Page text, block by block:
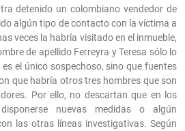
detenido un colombiano vendedor de
algún tipo de contacto con la víctima a
veces la habría visitado en el inmueble,
de apellido Ferreyra y Teresa sólo lo
el único sospechoso, sino que fuentes
que habría otros tres hombres que son
Por ello, no descartan que en los
nuevas medidas o algún
las otras líneas investigativas. Según